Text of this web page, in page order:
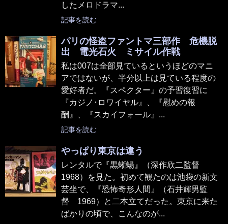
したメロドラマ...
記事を読む
パリの怪盗ファントマ三部作 危機脱
出 電光石火 ミサイル作戦
私は007は全部見ているというほどのマニ
アではないが、半分以上は見ている程度の
愛好者だ。『スペクター』の予習復習に
『カジノ･ロワイヤル』、『慰めの報
酬』、『スカイフォール』...
記事を読む
やっぱり東京は違う
レンタルで『黒蜥蝪』（深作欣二監督
1968）を見た。初めて観たのは池袋の新文
芸坐で、『恐怖奇形人間』（石井輝男監
督 1969）と二本立てだった。東京に来た
ばかりの頃で、こんなのが...